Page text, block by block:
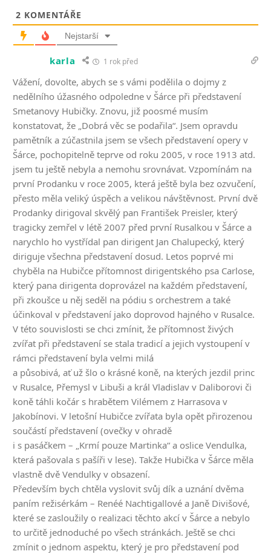
2 KOMENTÁŘE
Nejstarší
karla 1 rok před
Vážení, dovolte, abych se s vámi podělila o dojmy z
nedělního úžasného odpoledne v Šárce při představení
Smetanovy Hubičky. Znovu, již poosmé musím
konstatovat, že „Dobrá věc se podařila“. Jsem opravdu
pamětník a zúčastnila jsem se všech představení opery v
Šárce, pochopitelně teprve od roku 2005, v roce 1913 atd.
jsem tu ještě nebyla a nemohu srovnávat. Vzpomínám na
první Prodanku v roce 2005, která ještě byla bez ozvučení,
přesto měla veliký úspěch a velikou návštěvnost. První dvě
Prodanky dirigoval skvělý pan František Preisler, který
tragicky zemřel v létě 2007 před první Rusalkou v Šárce a
narychlo ho vystřídal pan dirigent Jan Chalupecký, který
diriguje všechna představení dosud. Letos poprvé mi
chyběla na Hubičce přítomnost dirigentského psa Carlose,
který pana dirigenta doprovázel na každém představení,
při zkoušce u něj seděl na pódiu s orchestrem a také
účinkoval v představení jako doprovod hajného v Rusalce.
V této souvislosti se chci zmínit, že přítomnost živých
zvířat při představení se stala tradicí a jejich vystoupení v
rámci představení byla velmi milá
a působivá, ať už šlo o krásné koně, na kterých jezdil princ
v Rusalce, Přemysl v Libuši a král Vladislav v Daliborovi či
koně táhli kočár s hrabětem Vilémem z Harrasova v
Jakobínovi. V letošní Hubičce zvířata byla opět přirozenou
součástí představení (ovečky v ohradě
i s pasáčkem – „Krmí pouze Martinka“ a oslice Vendulka,
která pašovala s pašíři v lese). Takže Hubička v Šárce měla
vlastně dvě Vendulky v obsazení.
Především bych chtěla vyslovit svůj dík a uznání dvěma
paním režisérkám – Renéé Nachtigallové a Janě Divišové,
které se zasloužily o realizaci těchto akcí v Šárce a nebylo
to určitě jednoduché po všech stránkách. Ještě se chci
zmínit o jednom aspektu, který je pro představení pod